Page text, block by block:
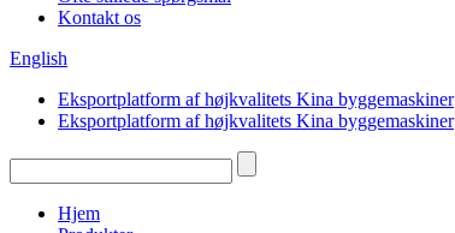
Kontakt os
English
Eksportplatform af højkvalitets Kina byggemaskiner
Eksportplatform af højkvalitets Kina byggemaskiner
Hjem